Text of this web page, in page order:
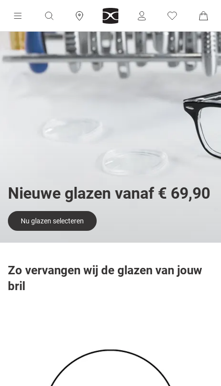
Nieuwe glazen vanaf € 69,90
Nu glazen selecteren
Zo vervangen wij de glazen van jouw
bril